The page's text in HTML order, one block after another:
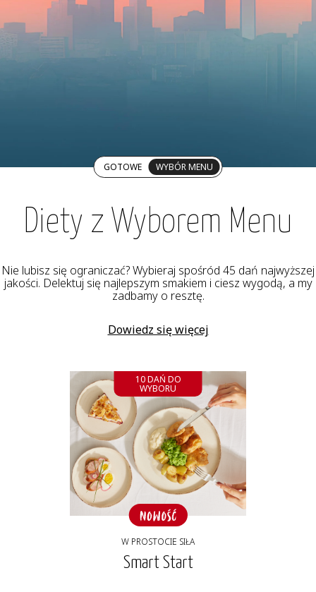
GOTOWE WYBÓR MENU
Diety z Wyborem Menu
Nie lubisz się ograniczać? Wybieraj spośród 45 dań najwyższej
jakości. Delektuj się najlepszym smakiem i ciesz wygodą, a my
zadbamy o resztę.
Dowiedz się więcej
10 DAŃ DO
WYBORU
W PROSTOCIE SIŁA
Smart Start